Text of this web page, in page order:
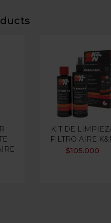
KIT DE
FILTRO AIRE
$105.000